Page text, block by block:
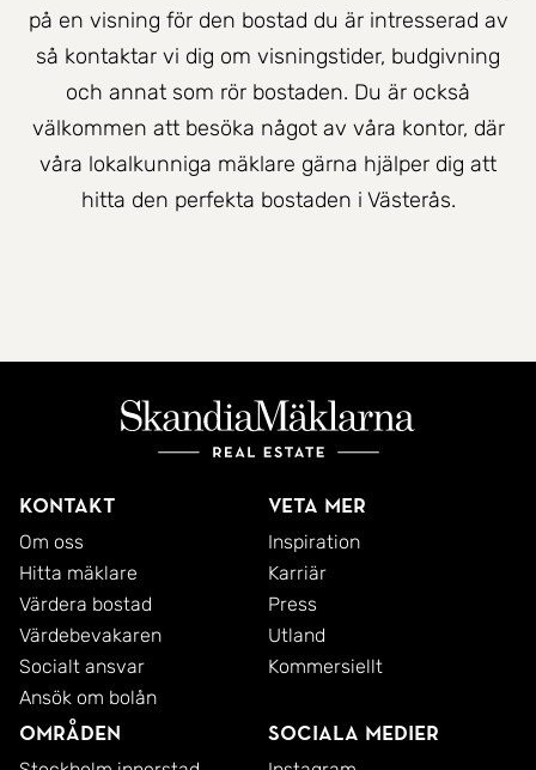
på en visning för den bostad du är intresserad av
så kontaktar vi dig om visningstider, budgivning
och annat som rör bostaden. Du är också
välkommen att besöka något av våra kontor, där
våra lokalkunniga mäklare gärna hjälper dig att
hitta den perfekta bostaden i Västerås.
Kontakt
Om oss
Hitta mäklare
Värdera bostad
Värdebevakaren
Socialt ansvar
Ansök om bolån
Veta mer
Inspiration
Karriär
Press
Utland
Kommersiellt
Områden
Sociala medier